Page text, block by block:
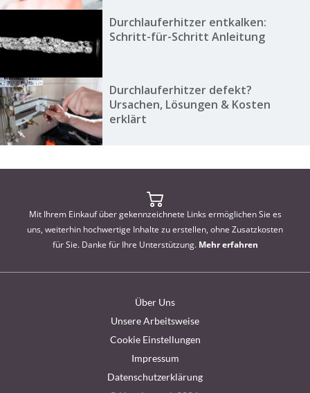
Durchlauferhitzer entkalken:
Schritt-für-Schritt Anleitung
Durchlauferhitzer defekt?
Ursachen, Lösungen & Kosten
erklärt
Mit Ihrem Einkauf über gekennzeichnete Links ermöglichen Sie es
uns, weiterhin hochwertige Inhalte zu erstellen, ohne Zusatzkosten
für Sie. Danke für Ihre Unterstützung. Mehr erfahren
Über Uns
Unsere Arbeitsweise
Cookie Einstellungen
Impressum
Datenschutzerklärung